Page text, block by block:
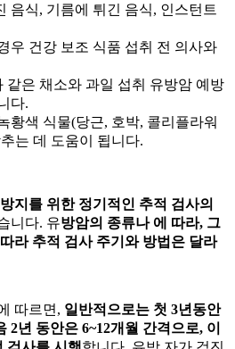
음식, 기름에 튀긴 음식, 인스턴트
우 건강 보조 식품 섭취 전 의사와
같은 채소와 과일 섭취 유방암 예방
다.
황색 식물(당근, 호박, 콜리플라워
는 데 도움이 됩니다.
방지를 위한 정기적인 추적 검사의
니다. 유방암의 종류나 에 따라, 그
라 추적 검사 주기와 방법은 달라
따르면, 일반적으로는 첫 3년동안
2년 동안은 6~12개월 간격으로, 이